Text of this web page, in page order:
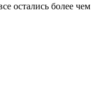
остались более чем